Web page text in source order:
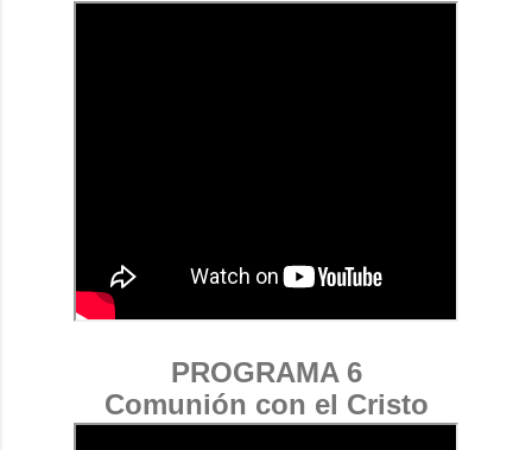
PROGRAMA 6
Comunión con el Cristo